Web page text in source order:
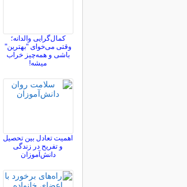
کمال‌گرایی والدانه؛
وقتی می‌خوای "بهترین"
باشی و همه‌چیز خراب
میشه!
اهمیت تعادل بین تحصیل
و تفریح در زندگی
دانش‌آموزان